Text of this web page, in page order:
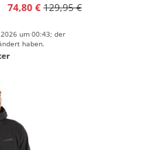
74,80 € 129,95 €
um 00:43; der
haben.